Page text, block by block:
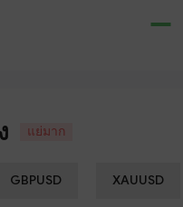
แย่มาก
GBPUSD XAUUSD